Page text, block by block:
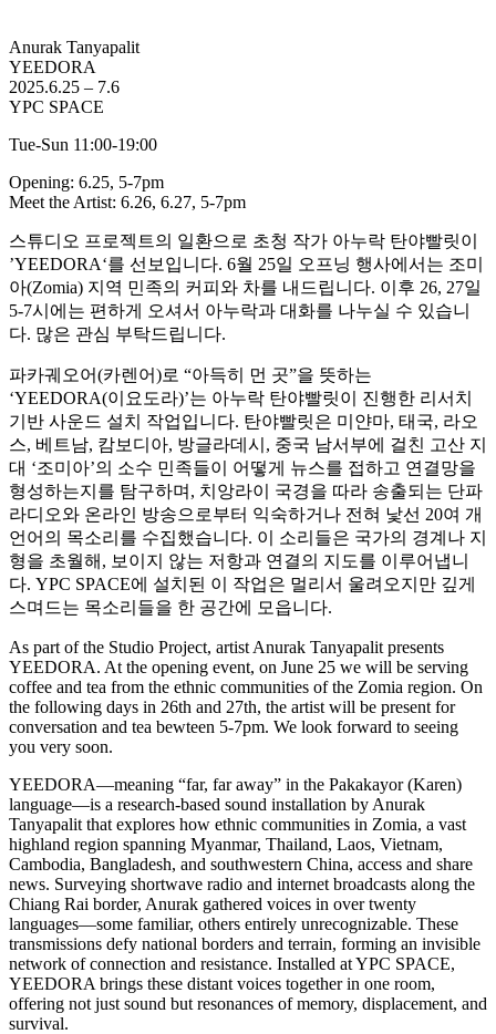
Anurak Tanyapalit
YEEDORA
2025.6.25 – 7.6
YPC SPACE
Tue-Sun 11:00-19:00
Opening: 6.25, 5-7pm
Meet the Artist: 6.26, 6.27, 5-7pm
스튜디오 프로젝트의 일환으로 초청 작가 아누락 탄야빨릿이
’YEEDORA‘를 선보입니다. 6월 25일 오프닝 행사에서는 조미
아(Zomia) 지역 민족의 커피와 차를 내드립니다. 이후 26, 27일
5-7시에는 편하게 오셔서 아누락과 대화를 나누실 수 있습니
다. 많은 관심 부탁드립니다.
파카궤오어(카렌어)로 “아득히 먼 곳”을 뜻하는
‘YEEDORA(이요도라)’는 아누락 탄야빨릿이 진행한 리서치
기반 사운드 설치 작업입니다. 탄야빨릿은 미얀마, 태국, 라오
스, 베트남, 캄보디아, 방글라데시, 중국 남서부에 걸친 고산 지
대 ‘조미아’의 소수 민족들이 어떻게 뉴스를 접하고 연결망을
형성하는지를 탐구하며, 치앙라이 국경을 따라 송출되는 단파
라디오와 온라인 방송으로부터 익숙하거나 전혀 낯선 20여 개
언어의 목소리를 수집했습니다. 이 소리들은 국가의 경계나 지
형을 초월해, 보이지 않는 저항과 연결의 지도를 이루어냅니
다. YPC SPACE에 설치된 이 작업은 멀리서 울려오지만 깊게
스며드는 목소리들을 한 공간에 모읍니다.
As part of the Studio Project, artist Anurak Tanyapalit presents
YEEDORA. At the opening event, on June 25 we will be serving
coffee and tea from the ethnic communities of the Zomia region. On
the following days in 26th and 27th, the artist will be present for
conversation and tea bewteen 5-7pm. We look forward to seeing
you very soon.
YEEDORA—meaning “far, far away” in the Pakakayor (Karen)
language—is a research-based sound installation by Anurak
Tanyapalit that explores how ethnic communities in Zomia, a vast
highland region spanning Myanmar, Thailand, Laos, Vietnam,
Cambodia, Bangladesh, and southwestern China, access and share
news. Surveying shortwave radio and internet broadcasts along the
Chiang Rai border, Anurak gathered voices in over twenty
languages—some familiar, others entirely unrecognizable. These
transmissions defy national borders and terrain, forming an invisible
network of connection and resistance. Installed at YPC SPACE,
YEEDORA brings these distant voices together in one room,
offering not just sound but resonances of memory, displacement, and
survival.